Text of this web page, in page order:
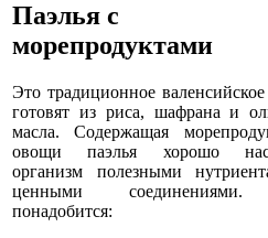
Паэлья с
морепродуктами
Это традиционное
готовят из риса, шафрана и
масла. Содержащая
овощи паэлья хорошо
организм полезными
ценными
понадобится: